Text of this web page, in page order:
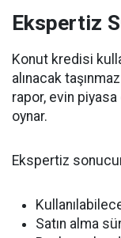
Ekspertiz
Konut kredisi
alınacak
rapor, evin
oynar.
Ekspertiz
Satın alma